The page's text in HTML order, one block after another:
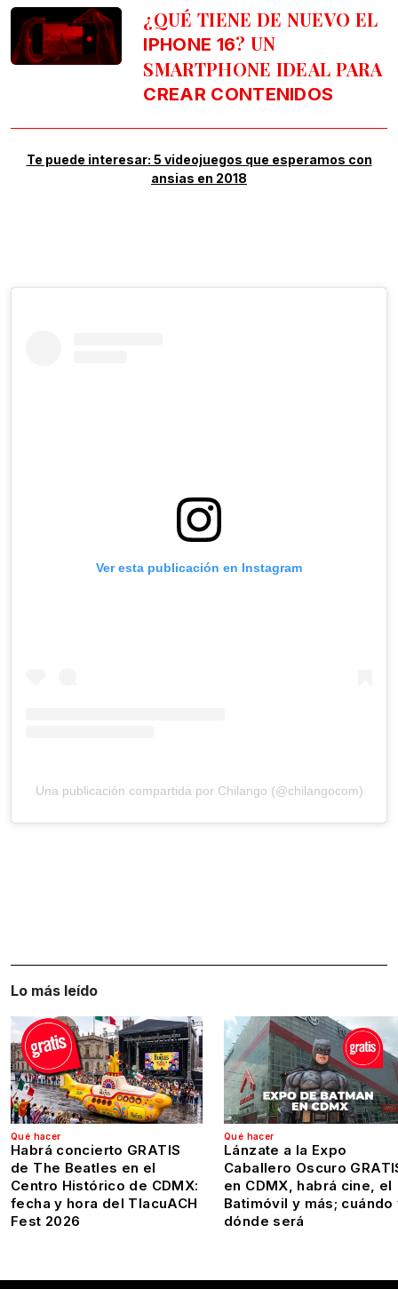
¿QUÉ TIENE DE NUEVO EL
IPHONE 16? UN
SMARTPHONE IDEAL PARA
CREAR CONTENIDOS
Te puede interesar: 5 videojuegos que esperamos con
ansias en 2018
Ver esta publicación en Instagram
Una publicación compartida por Chilango (@chilangocom)
Lo más leído
Qué hacer
Habrá concierto GRATIS
de The Beatles en el
Centro Histórico de CDMX:
fecha y hora del TlacuACH
Fest 2026
Qué hacer
Lánzate a la Expo
Caballero Oscuro
en CDMX, habrá cine, el
Batimóvil y más; cuándo
dónde será